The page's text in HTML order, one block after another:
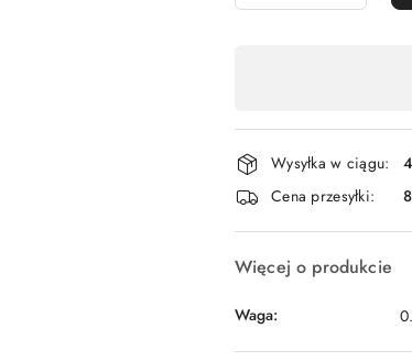
płatność
i
dostawa
Wysyłka w ciągu:
Cena przesyłki:
Więcej o produkcie
Waga: